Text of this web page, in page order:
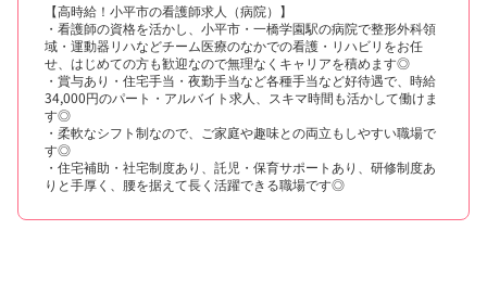
【高時給！小平市の看護師求人（病院）】
・看護師の資格を活かし、小平市・一橋学園駅の病院で整形外科領
域・運動器リハなどチーム医療のなかでの看護・リハビリをお任
せ、はじめての方も歓迎なので無理なくキャリアを積めます◎
・賞与あり・住宅手当・夜勤手当など各種手当など好待遇で、時給
34,000円のパート・アルバイト求人、スキマ時間も活かして働けま
す◎
・柔軟なシフト制なので、ご家庭や趣味との両立もしやすい職場で
す◎
・住宅補助・社宅制度あり、託児・保育サポートあり、研修制度あ
りと手厚く、腰を据えて長く活躍できる職場です◎